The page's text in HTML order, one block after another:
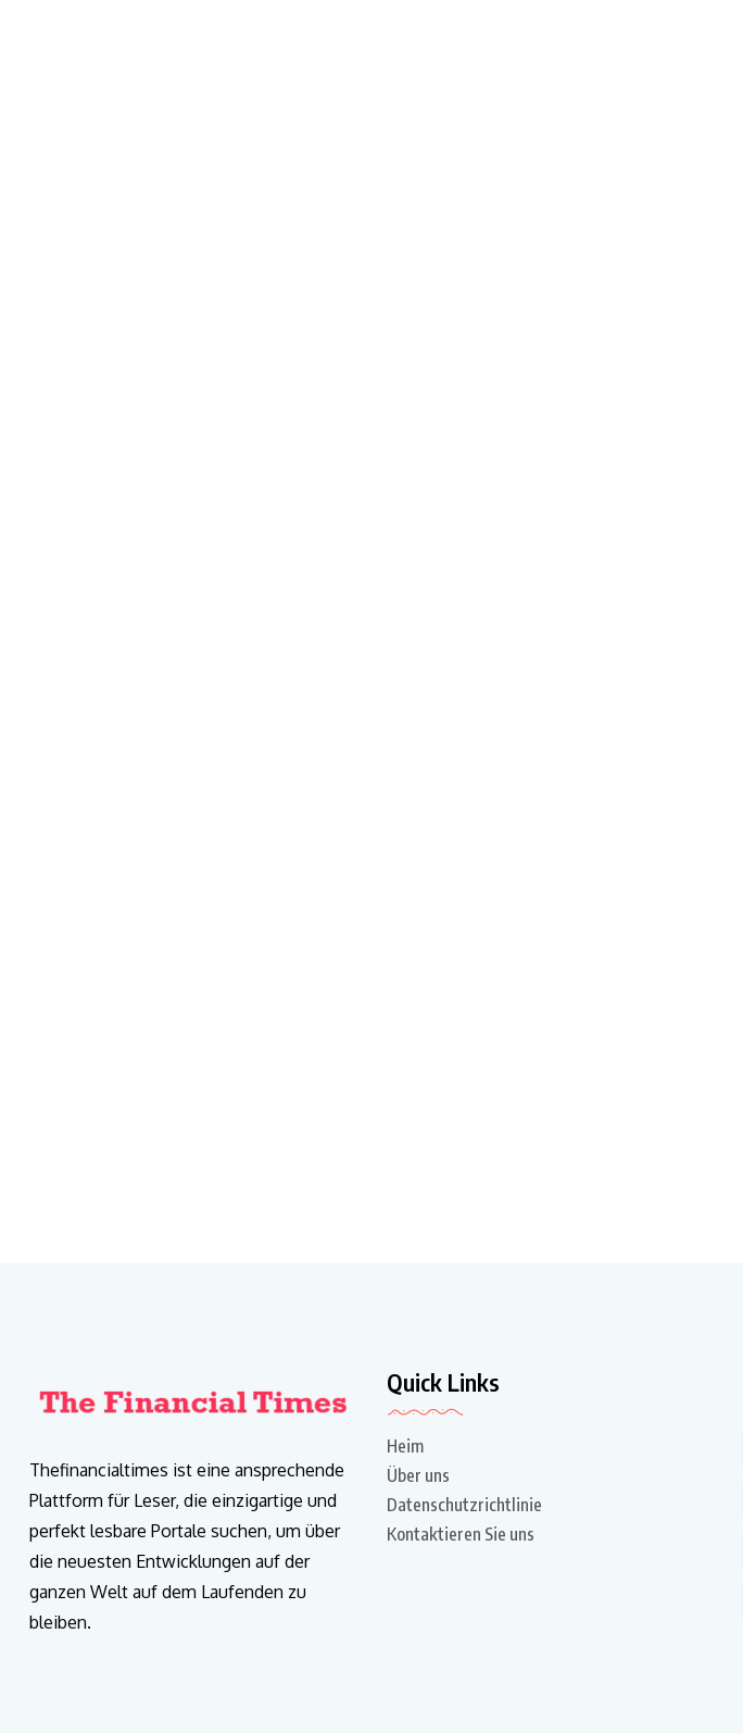
Thefinancialtimes ist eine ansprechende
Plattform für Leser, die einzigartige und
perfekt lesbare Portale suchen, um über
die neuesten Entwicklungen auf der
ganzen Welt auf dem Laufenden zu
bleiben.
Quick Links
Heim
Über uns
Datenschutzrichtlinie
Kontaktieren Sie uns